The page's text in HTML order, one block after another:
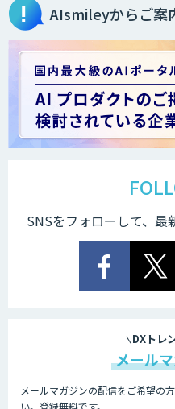
ライブ通
オンライ
Log」
コンタク
ス「AI
AIsmileyからご案
SNSをフォローして、最
DXトレ
メール
メールマガジンの配信をご希望の